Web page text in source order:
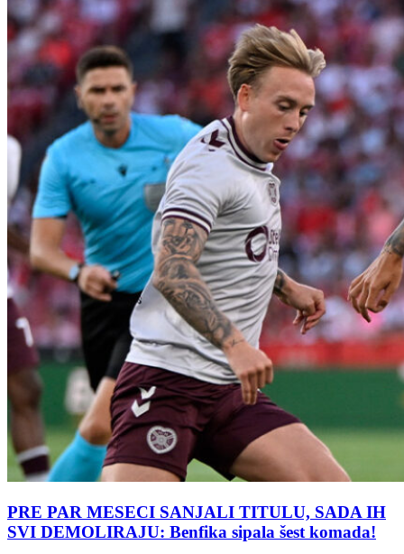
PRE PAR MESECI SANJALI TITULU, SADA IH
SVI DEMOLIRAJU: Benfika sipala šest komada!